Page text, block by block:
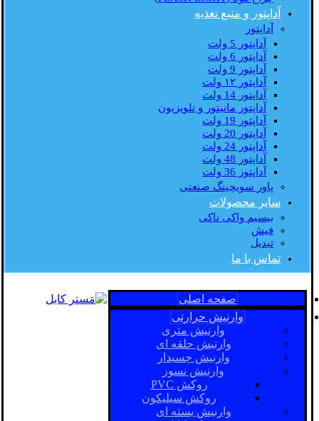
آداپتور و منبع تغذیه
آداپتور
آداپتور 5 ولت
آداپتور 6 ولت
آداپتور 9 ولت
آداپتور ۱۲ ولت
آداپتور 14 ولت
آداپتور مانیتور و تلویزیون
آداپتور 19 ولت
آداپتور 20 ولت
آداپتور 24 ولت
آداپتور 48 ولت
آداپتور 36 ولت
پاور سویچینگ صنعتی
سایر محصولات
بیسیم واکی تاکی
فیش
تبدیل
تماس با ما
صفحه اصلی
وارنیش حرارتی
وارنیش متری
وارنیش حلقه ای
وارنیش چسبدار
وارنیش نسوز
روکش PVC
روکش سیلیکون
وارنیش بسته ای